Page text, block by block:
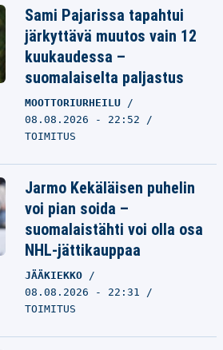
Sami Pajarissa tapahtui
järkyttävä muutos vain 12
kuukaudessa –
suomalaiselta paljastus
MOOTTORIURHEILU
08.08.2026 - 22:52
TOIMITUS
Jarmo Kekäläisen puhelin
voi pian soida –
suomalaistähti voi olla osa
NHL-jättikauppaa
JÄÄKIEKKO
08.08.2026 - 22:31
TOIMITUS